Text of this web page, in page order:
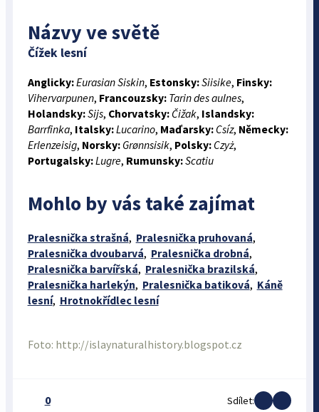
Názvy ve světě
Čížek lesní
Anglicky:Eurasian Siskin, Estonsky:Siisike, Finsky:
Vihervarpunen, Francouzsky: Tarin des aulnes,
Holandsky:Sijs, Chorvatsky: Čižak, Islandsky:
Barrfinka, Italsky:Lucarino, Maďarsky: Csíz, Německy:
Erlenzeisig, Norsky: Grønnsisik, Polsky: Czyż,
Portugalsky:Lugre, Rumunsky:Scatiu
Mohlo by vás také zajímat
Pralesnička strašná, Pralesnička pruhovaná,
Pralesnička dvoubarvá, Pralesnička drobná,
Pralesnička barvířská, Pralesnička brazilská,
Pralesnička harlekýn, Pralesnička batiková, Káně
lesní, Hrotnokřídlec lesní
Foto: http://islaynaturalhistory.blogspot.cz
0 Sdílet: